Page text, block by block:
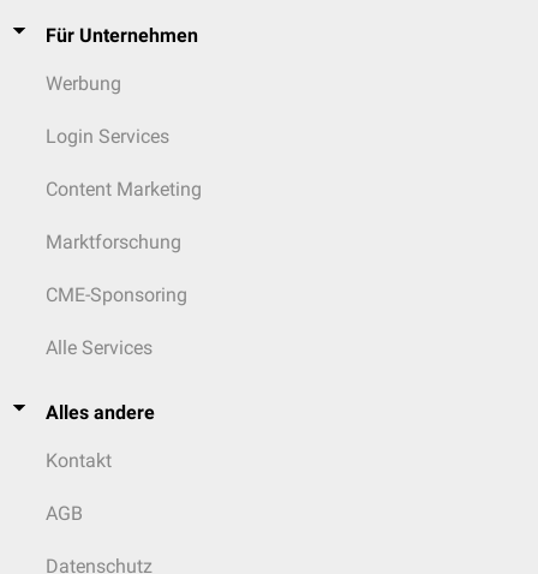
Für Unternehmen
Werbung
Login Services
Content Marketing
Marktforschung
CME-Sponsoring
Alle Services
Alles andere
Kontakt
AGB
Datenschutz